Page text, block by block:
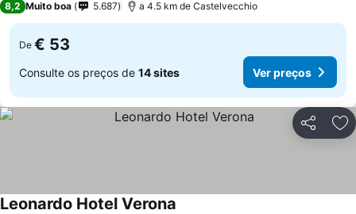
8,2 Muito boa 5.687 a 4.5 km de Castelvecchio
De € 53
Consulte os preços de 14 sites Ver preços
Partilhar
Leonardo Hotel Verona